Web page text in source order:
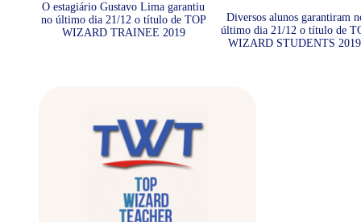
O estagiário Gustavo Lima garantiu
no último dia 21/12 o título de TOP
WIZARD TRAINEE 2019
Diversos alunos garantiram
último dia 21/12 o título de
WIZARD STUDENTS